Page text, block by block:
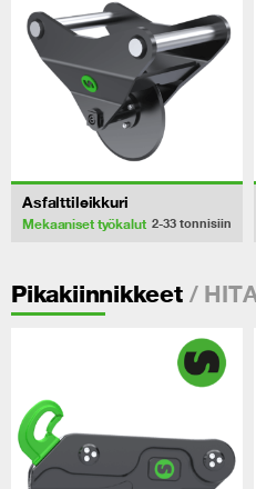
Asfalttileikkuri
Mekaaniset työkalut 2-33 tonnisiin
Pikakiinnikkeet/